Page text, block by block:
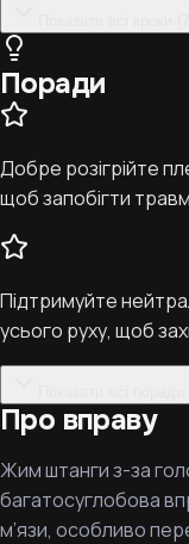
Поради
Добре розігрійте
щоб запобігти
Підтримуйте
усього руху, щоб
Про вправу
Жим штанги з-за
багатосуглобова
м’язи, особливо